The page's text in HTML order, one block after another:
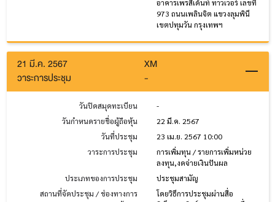
อาคารเพรสิเด้นท์ ทาวเวอร์ เลขที่
973 ถนนเพลินจิต แขวงลุมพินี
เขตปทุมวัน กรุงเทพฯ
21 มี.ค. 2567
XM
วาระการประชุม
-
วันปิดสมุดทะเบียน
-
วันกำหนดรายชื่อผู้ถือหุ้น
22 มี.ค. 2567
วันที่ประชุม
23 เม.ย. 2567 10:00
วาระการประชุม
การเพิ่มทุน / รายการเพิ่มหน่วย
ลงทุน,งดจ่ายเงินปันผล
ประเภทของการประชุม
ประชุมสามัญ
สถานที่จัดประชุม / ช่องทางการ
โดยวิธีการประชุมผ่านสื่อ